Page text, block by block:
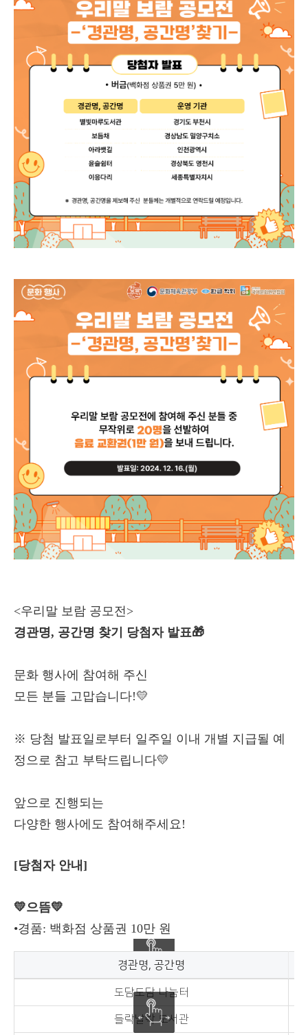
<우리말 보람 공모전>
경관명, 공간명 찾기 당첨자 발표🎁
문화 행사에 참여해 주신
모든 분들 고맙습니다!💛
※ 당첨 발표일로부터 일주일 이내 개별 지급될 예
정으로 참고 부탁드립니다💛
앞으로 진행되는
다양한 행사에도 참여해주세요!
[당첨자 안내]
💛으뜸💛
•경품: 백화점 상품권 10만 원
경관명, 공간명
도담도담 나눔터
들락날락 도서관